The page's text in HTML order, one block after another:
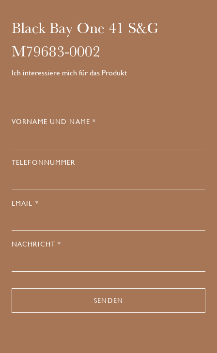
Black Bay One 41 S&G
M79683-0002
Ich interessiere mich für das Produkt
VORNAME UND NAME *
TELEFONNUMMER
EMAIL *
NACHRICHT *